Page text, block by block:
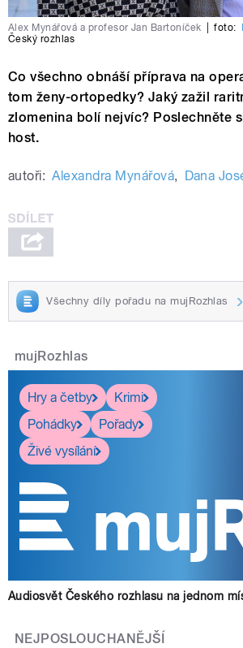
Alex Mynářová a profesor Jan Bartoníček foto:
Český rozhlas
Co všechno obnáší příprava na
tom ženy-ortopedky? Jaký zažil
zlomenina bolí nejvíc? Poslechněte
host.
autoři: Alexandra Mynářová, Dana
Všechny díly pořadu na mujRozhlas
mujRozhlas
Hry a četby
Krimi
Pohádky
Pořady
Živé vysílání
Audiosvět Českého rozhlasu na jednom
NEJPOSLOUCHANĚJŠÍ